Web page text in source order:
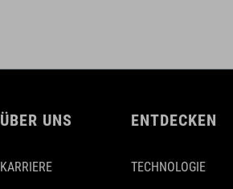
ÜBER UNS
KARRIERE
ENTDECKEN
TECHNOLOGIE